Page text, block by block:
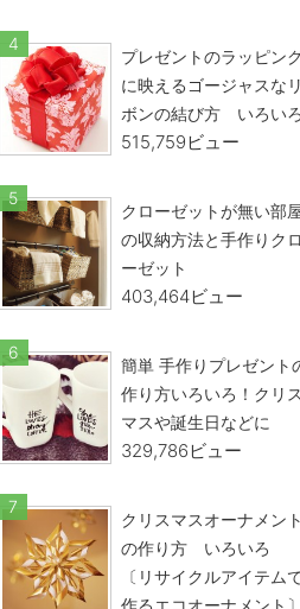
プレゼントのラッピン
に映えるゴージャスなリ
ボンの結び方 いろいろ
515,759ビュー
クローゼットが無い部
の収納方法と手作りクロ
ーゼット
403,464ビュー
簡単 手作りプレゼント
作り方いろいろ！クリス
マスや誕生日などに
329,786ビュー
クリスマスオーナメント
の作り方 いろいろ
〔リサイクルアイテム
作るエコオーナメント〕